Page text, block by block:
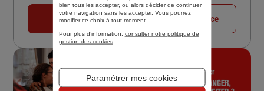
03 80 24 75 80 Voir la fiche agence
bien tous les accepter, ou alors décider de continuer
votre navigation sans les accepter. Vous pourrez
modifier ce choix à tout moment.
Pour plus d’information, consulter notre politique de
gestion des cookies.
Paramétrer mes cookies